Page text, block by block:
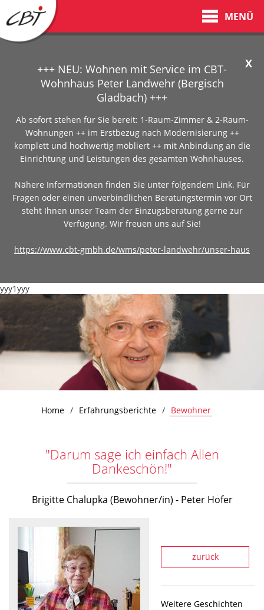
X
+++ NEU: Wohnen mit Service im CBT-
Wohnhaus Peter Landwehr (Bergisch
Gladbach) +++
Ab sofort stehen für Sie bereit: 1-Raum-Zimmer & 2-Raum-
Wohnungen ++ im Erstbezug nach Modernisierung ++
komplett und hochwertig möbliert ++ mit Anbindung an die
Einrichtung und Leistungen des gesamten Wohnhauses.
Nähere Informationen finden Sie unter folgendem Link. Für
Fragen oder einen unverbindlichen Beratungstermin vor Ort
steht Ihnen unser Team der Einzugsberatung gerne zur
Verfügung. Wir freuen uns auf Sie!
https://www.cbt-gmbh.de/wms/peter-landwehr/unser-haus
MENÜ
yyy1yyy
Home Erfahrungsberichte Bewohner
"Darum sage ich einfach Allen
Dankeschön!"
Brigitte Chalupka (Bewohner/in) - Peter Hofer
zurück
Weitere Geschichten